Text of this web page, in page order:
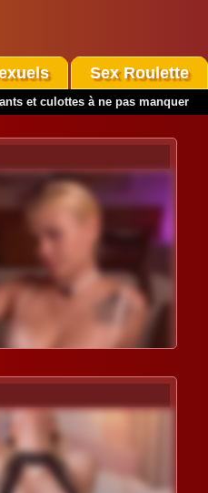
Sex Roulette
et culottes à ne pas manquer